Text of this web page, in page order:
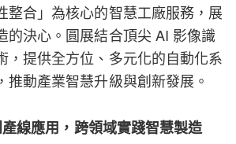
整合」為核心的智慧工廠服務，展
的決心。圓展結合頂尖 AI 影像識
，提供全方位、多元化的自動化系
推動產業智慧升級與創新發展。
線應用，跨領域實踐智慧製造